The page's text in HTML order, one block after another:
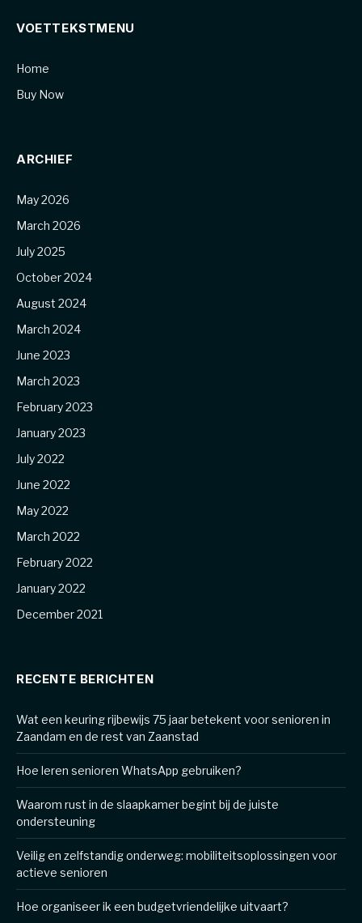
VOETTEKSTMENU
Home
Buy Now
ARCHIEF
May 2026
March 2026
July 2025
October 2024
August 2024
March 2024
June 2023
March 2023
February 2023
January 2023
July 2022
June 2022
May 2022
March 2022
February 2022
January 2022
December 2021
RECENTE BERICHTEN
Wat een keuring rijbewijs 75 jaar betekent voor senioren in
Zaandam en de rest van Zaanstad
Hoe leren senioren WhatsApp gebruiken?
Waarom rust in de slaapkamer begint bij de juiste
ondersteuning
Veilig en zelfstandig onderweg: mobiliteitsoplossingen voor
actieve senioren
Hoe organiseer ik een budgetvriendelijke uitvaart?